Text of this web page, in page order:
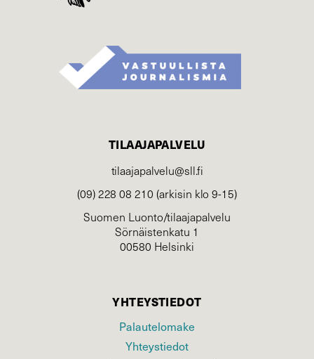
TILAAJAPALVELU
tilaajapalvelu@sll.fi
(09) 228 08 210 (arkisin klo 9-15)
Suomen Luonto/tilaajapalvelu
Sörnäistenkatu 1
00580 Helsinki
YHTEYSTIEDOT
Palautelomake
Yhteystiedot